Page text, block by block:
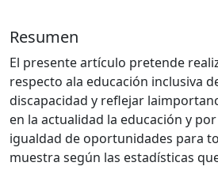
Resumen
El presente artículo pretende
respecto ala educación inclusiva
discapacidad y reflejar
en la actualidad la educación y
igualdad de oportunidades para
muestra según las estadísticas